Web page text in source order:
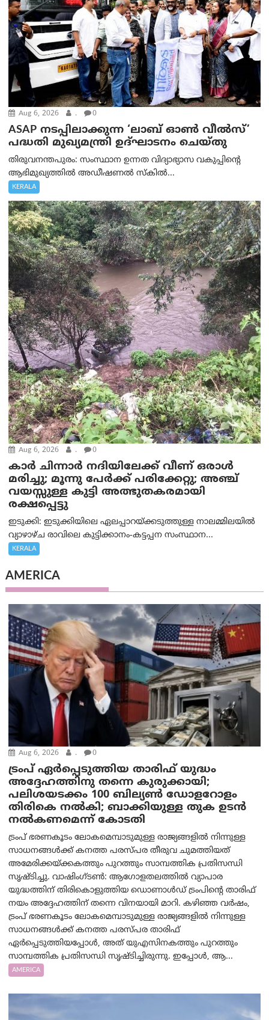
Aug 6, 2026 . 0
ASAP നടപ്പിലാക്കുന്ന ‘ലാബ് ഓൺ വീൽസ്’
പദ്ധതി മുഖ്യമന്ത്രി ഉദ്ഘാടനം ചെയ്തു
തിരുവനന്തപുരം: സംസ്ഥാന ഉന്നത വിദ്യാഭ്യാസ വകുപ്പിന്റെ
ആഭിമുഖ്യത്തിൽ അഡീഷണൽ സ്കിൽ...
KERALA
Aug 6, 2026 . 0
കാര്‍ ചിന്നാര്‍ നദിയിലേക്ക് വീണ് ഒരാള്‍
മരിച്ചു; മൂന്നു പേര്‍ക്ക് പരിക്കേറ്റു; അഞ്ച്
വയസ്സുള്ള കുട്ടി അത്ഭുതകരമായി
രക്ഷപ്പെട്ടു
ഇടുക്കി: ഇടുക്കിയിലെ ഏലപ്പാറയ്ക്കടുത്തുള്ള നാലമ്മിലയിൽ
വ്യാഴാഴ്ച രാവിലെ കുട്ടിക്കാനം-കട്ടപ്പന സംസ്ഥാന...
KERALA
AMERICA
Aug 6, 2026 . 0
ട്രംപ് ഏര്‍പ്പെടുത്തിയ താരിഫ് യുദ്ധം
അദ്ദേഹത്തിനു തന്നെ കുരുക്കായി;
പലിശയടക്കം 100 ബില്യണ്‍ ഡോളറോളം
തിരികെ നല്‍കി; ബാക്കിയുള്ള തുക ഉടന്‍
നല്‍കണമെന്ന് കോടതി
ട്രംപ് ഭരണകൂടം ലോകമെമ്പാടുമുള്ള രാജ്യങ്ങളിൽ നിന്നുള്ള
സാധനങ്ങൾക്ക് കനത്ത പരസ്പര തീരുവ ചുമത്തിയത്
അമേരിക്കയ്ക്കകത്തും പുറത്തും സാമ്പത്തിക പ്രതിസന്ധി
സൃഷ്ടിച്ചു. വാഷിംഗ്ടണ്‍: ആഗോളതലത്തിൽ വ്യാപാര
യുദ്ധത്തിന് തിരികൊളുത്തിയ ഡൊണാൾഡ് ട്രംപിന്റെ താരിഫ്
നയം അദ്ദേഹത്തിന് തന്നെ വിനയായി മാറി. കഴിഞ്ഞ വർഷം,
ട്രംപ് ഭരണകൂടം ലോകമെമ്പാടുമുള്ള രാജ്യങ്ങളിൽ നിന്നുള്ള
സാധനങ്ങൾക്ക് കനത്ത പരസ്പര താരിഫ്
ഏർപ്പെടുത്തിയപ്പോൾ, അത് യുഎസിനകത്തും പുറത്തും
സാമ്പത്തിക പ്രതിസന്ധി സൃഷ്ടിച്ചിരുന്നു. ഇപ്പോൾ, ആ...
AMERICA